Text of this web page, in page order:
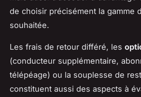
de choisir précisément la gamme
souhaitée.
Les frais de retour différé, les
(conducteur supplémentaire,
télépéage) ou la souplesse de
constituent aussi des aspects à